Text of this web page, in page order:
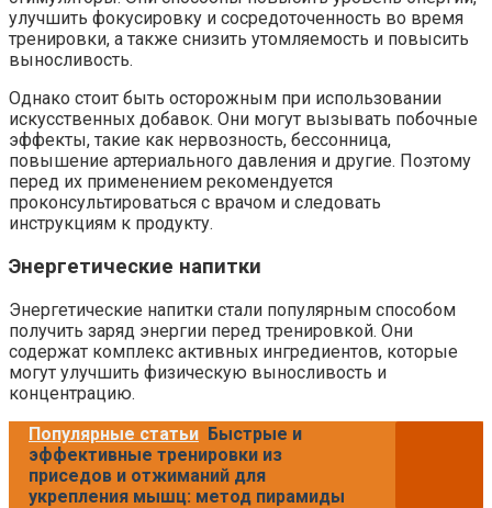
улучшить фокусировку и сосредоточенность во время
тренировки, а также снизить утомляемость и повысить
выносливость.
Однако стоит быть осторожным при использовании
искусственных добавок. Они могут вызывать побочные
эффекты, такие как нервозность, бессонница,
повышение артериального давления и другие. Поэтому
перед их применением рекомендуется
проконсультироваться с врачом и следовать
инструкциям к продукту.
Энергетические напитки
Энергетические напитки стали популярным способом
получить заряд энергии перед тренировкой. Они
содержат комплекс активных ингредиентов, которые
могут улучшить физическую выносливость и
концентрацию.
Популярные статьи Быстрые и
эффективные тренировки из
приседов и отжиманий для
укрепления мышц: метод пирамиды